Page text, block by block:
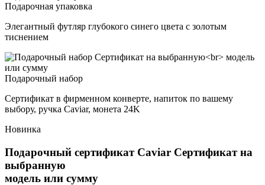
Подарочная упаковка
Элегантный футляр глубокого синего цвета с золотым
тиснением
Подарочный набор
Сертификат в фирменном конверте, напиток по вашему
выбору, ручка Caviar, монета 24K
Новинка
Подарочный сертификат Caviar Сертификат на
выбранную
модель или сумму